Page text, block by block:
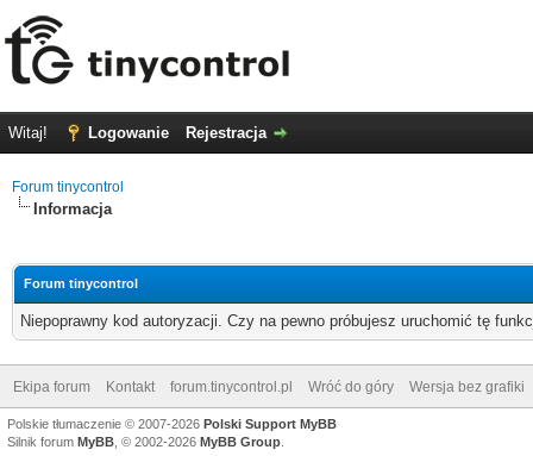
Witaj! Logowanie Rejestracja
Forum tinycontrol
Informacja
Forum tinycontrol
Niepoprawny kod autoryzacji. Czy na pewno próbujesz uruchomić tę
Ekipa forum Kontakt forum.tinycontrol.pl Wróć do góry Wersja bez grafiki
Polskie tłumaczenie © 2007-2026 Polski Support MyBB
Silnik forum MyBB , © 2002-2026 MyBB Group